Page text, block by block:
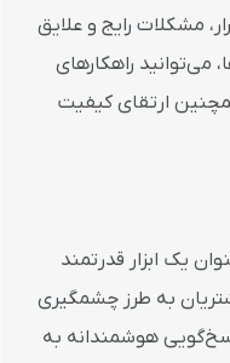
مشکلات رایج و علایق
می‌توانید راهکارهای
ارتقای کیفیت
یک ابزار قدرتمند
به طرز چشمگیری
هوشمندانه به